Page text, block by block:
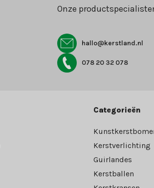
Onze
hallo@kerstland.nl
078 20 32 078
Categorieën
Kerstverlichting
Guirlandes
Kerstballen